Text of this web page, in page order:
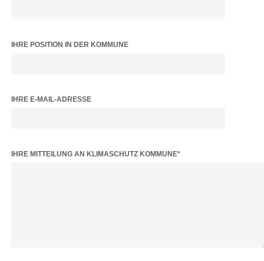
IHRE POSITION IN DER KOMMUNE
IHRE E-MAIL-ADRESSE
BITTE LASSE DIESES FELD LEER.
IHRE MITTEILUNG AN KLIMASCHUTZ KOMMUNE*